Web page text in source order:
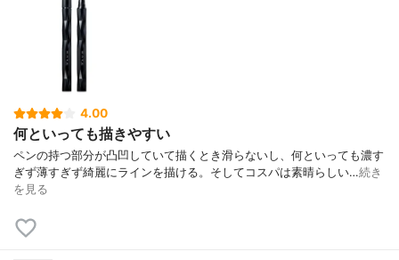
4.00
何といっても描きやすい
ペンの持つ部分が凸凹していて描くとき滑らないし、何といっても濃す
ぎず薄すぎず綺麗にラインを描ける。そしてコスパは素晴らしい…続き
を見る